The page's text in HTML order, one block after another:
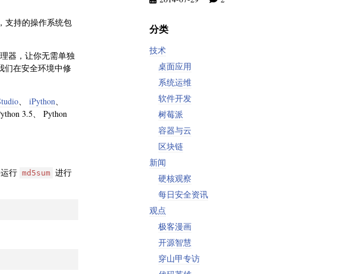
支持的操作系统包
器，让你无需单独
们在安全环境中修
、 iPython、
3.5、 Python
行 md5sum 进行
分类
技术
桌面应用
系统运维
软件开发
树莓派
容器与云
区块链
新闻
硬核观察
每日安全资讯
观点
极客漫画
开源智慧
穿山甲专访